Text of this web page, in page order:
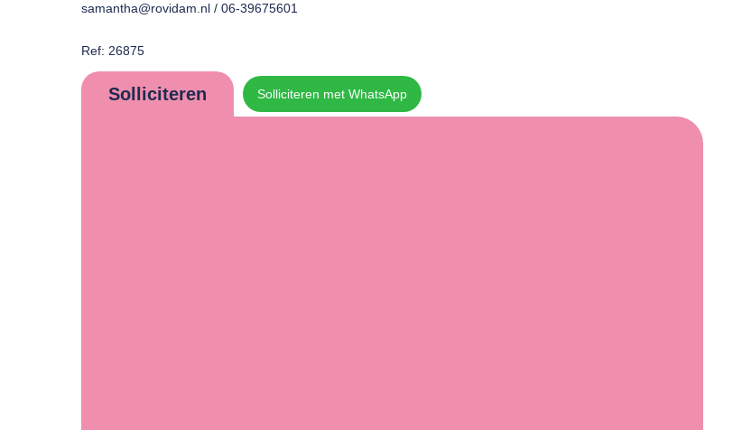
samantha@rovidam.nl / 06-39675601
Ref: 26875
Solliciteren Solliciteren met WhatsApp